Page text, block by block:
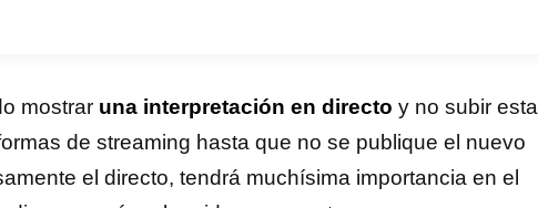
mostrar una interpretación en directo y no subir esta
de streaming hasta que no se publique el nuevo
el directo, tendrá muchísima importancia en el